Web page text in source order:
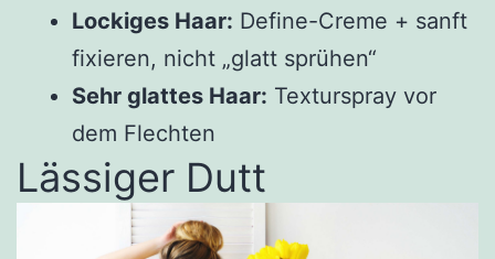
Lockiges Haar: Define-Creme + sanft
fixieren, nicht „glatt sprühen“
Sehr glattes Haar: Texturspray vor
dem Flechten
Lässiger Dutt